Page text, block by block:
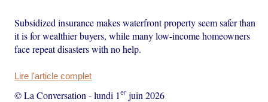
Subsidized insurance makes waterfront property seem safer than
it is for wealthier buyers, while many low-income homeowners
face repeat disasters with no help.
Lire l'article complet
© La Conversation -lundi 1er juin 2026